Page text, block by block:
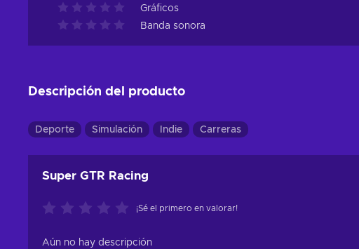
Gráficos
Banda sonora
Descripción del producto
Deporte Simulación Indie Carreras
Super GTR Racing
¡Sé el primero en valorar!
Aún no hay descripción